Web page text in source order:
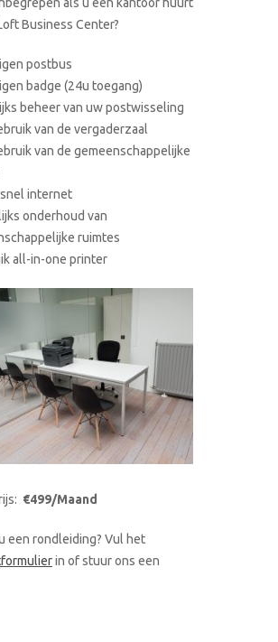
Business Center?
postbus
badge (24u toegang)
beheer van uw postwisseling
van de vergaderzaal
van de gemeenschappelijke
internet
onderhoud van
ruimtes
all-in-one printer
€499/Maand
een rondleiding? Vul het
in of stuur ons een